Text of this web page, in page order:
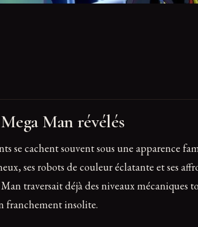
Man révélés
se cachent souvent sous une apparence
ses robots de couleur éclatante et ses
traversait déjà des niveaux mécaniques
franchement insolite.